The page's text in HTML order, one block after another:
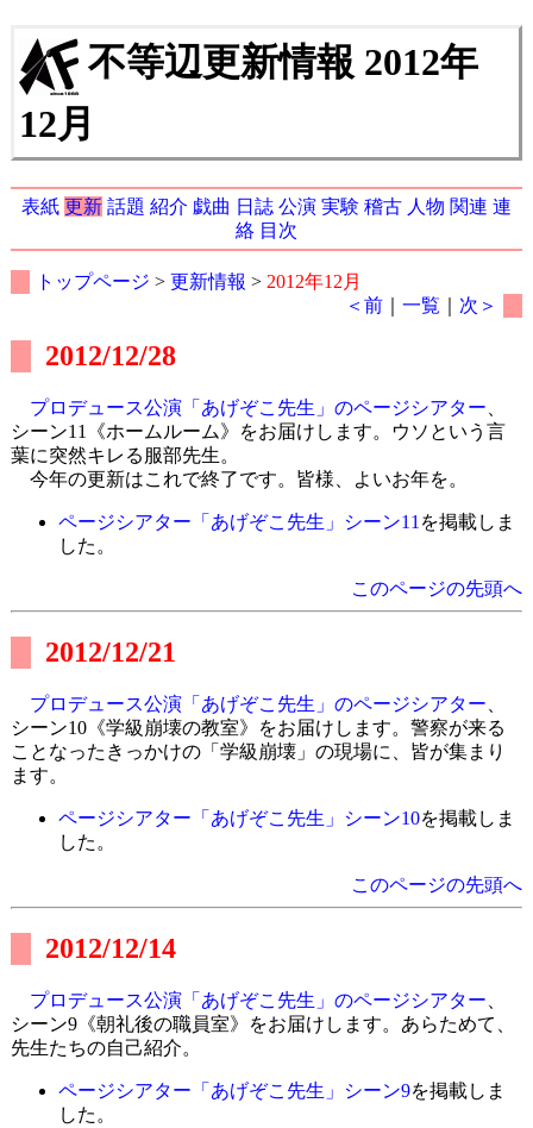
不等辺更新情報 2012年
12月
表紙 更新 話題 紹介 戯曲 日誌 公演 実験 稽古 人物 関連 連
絡 目次
トップページ > 更新情報 > 2012年12月
＜前 ｜一覧 次＞
2012/12/28
プロデュース公演「あげぞこ先生」のページシアター
シーン11《ホームルーム》をお届けします。ウソという言
葉に突然キレる服部先生。
今年の更新はこれで終了です。皆様、よいお年を。
ページシアター「あげぞこ先生」シーン11 を掲載しま
した。
このページの先頭へ
2012/12/21
プロデュース公演「あげぞこ先生」のページシアター
シーン10《学級崩壊の教室》をお届けします。警察が来る
ことなったきっかけの「学級崩壊」の現場に、皆が集まり
ます。
ページシアター「あげぞこ先生」シーン10を掲載しま
した。
このページの先頭へ
2012/12/14
プロデュース公演「あげぞこ先生」のページシアター
シーン9《朝礼後の職員室》をお届けします。あらためて、
先生たちの自己紹介。
ページシアター「あげぞこ先生」シーン9を掲載しま
した。